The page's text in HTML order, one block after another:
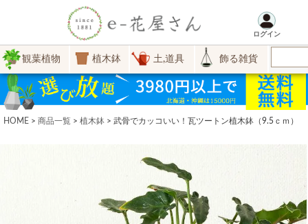
ログイン
観葉植物 植木鉢 土,道具 飾る雑貨
HOME 商品一覧 植木鉢 武骨でカッコいい！瓦ツートン植木鉢（9.5ｃｍ）